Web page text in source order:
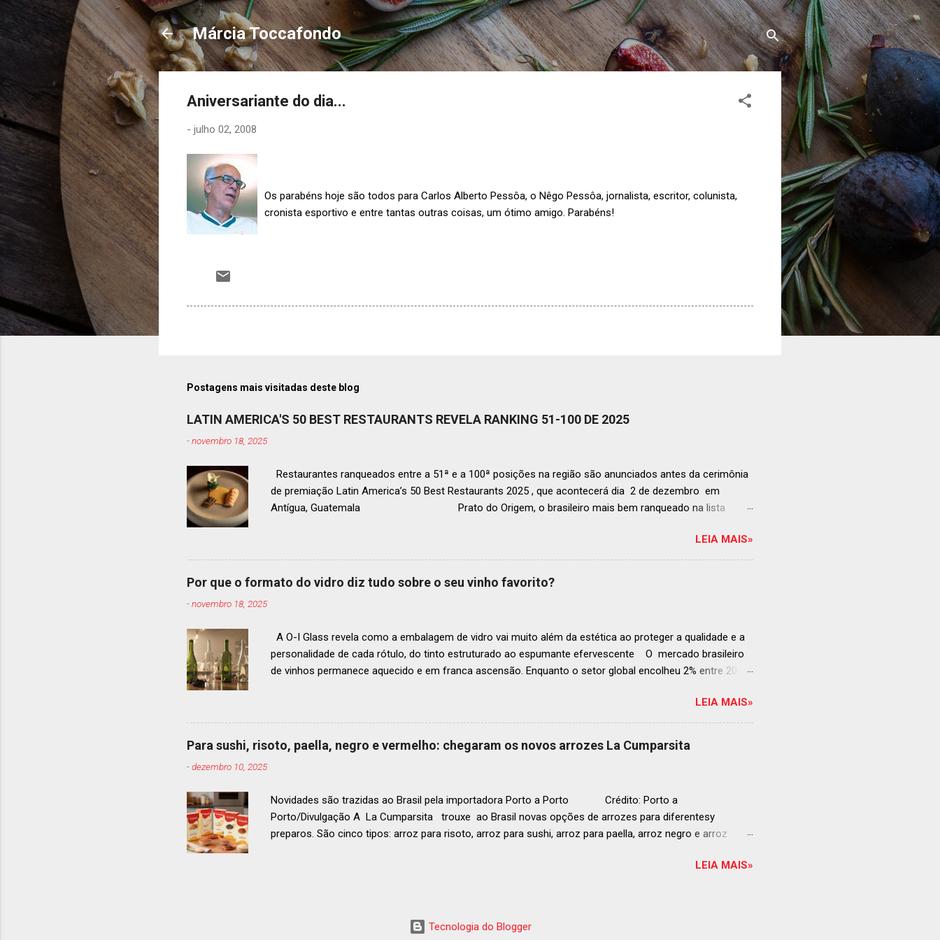
Pular para o conteúdo principal
Márcia Toccafondo
Aniversariante do dia...
- julho 02, 2008
Os parabéns hoje são todos para Carlos Alberto Pessôa, o Nêgo Pessôa, jornalista, escritor, colunista,
cronista esportivo e entre tantas outras coisas, um ótimo amigo. Parabéns!
Postagens mais visitadas deste blog
LATIN AMERICA'S 50 BEST RESTAURANTS REVELA RANKING 51-100 DE 2025
-novembro 18, 2025
Restaurantes ranqueados entre a 51ª e a 100ª posições na região são anunciados antes da cerimônia
de premiação Latin America’s 50 Best Restaurants 2025 , que acontecerá dia 2 de dezembro em
Antígua, Guatemala Prato do Origem, o brasileiro mais bem ranqueado na lista
ranqueados nas posições No.51 a No.100,em celebração ao panorama vibrante e diversificado da
gastronomia de toda a região. A lista expandida demonstra o empenho da organização em reconhecer
um espectro mais amplo de talentos gastronômicos e prepara o palco para a grande revelação da
LEIA MAIS»
Por que o formato do vidro diz tudo sobre o seu vinho favorito?
-novembro 18, 2025
A O-I Glass revela como a embalagem de vidro vai muito além da estética ao proteger a qualidade e a
personalidade de cada rótulo, do tinto estruturado ao espumante efervescente O mercado brasileiro
de vinhos permanece aquecido e em franca ascensão. Enquanto o setor global encolheu 2% entre 2019
até 2029, de acordo com a consultoria Euromonitor. É neste cenário de taças cheias e expansão
contínua que a O-I Glass, líder mundial na fabricação de embalagens de vidro, se posiciona como
parceira essencial da indústria e consumidores e desvenda o segredo por trás da embalagem perfeita
para cada tipo de vinho. Se você pensava que garrafa de vinho era tudo igual, prepare-se para
LEIA MAIS»
Para sushi, risoto, paella, negro e vermelho: chegaram os novos arrozes La Cumparsita
-dezembro 10, 2025
Novidades são trazidas ao Brasil pela importadora Porto a Porto Crédito: Porto a
Porto/Divulgação A La Cumparsita trouxe ao Brasil novas opções de arrozes para diferentesy
preparos. São cinco tipos: arroz para risoto, arroz para sushi, arroz para paella, arroz negro e arroz
. Os arrozes são produzidos na Itália e distribuídos pela Porto a Porto. Em práticas embalagens de 500
Cumparsita C ombina as características necessárias para o arroz de sushi com a alta qualidade do
arroz italiano. Para fazer um bom sushi é preciso arroz branco, doce e de grão curto. O segredo está na
LEIA MAIS»
Tecnologia do Blogger